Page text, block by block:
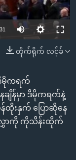
တိုက်ရိုက် လင့်ခ်
ဒီမိုကရက်
န်မှာ ဒီမိုကရက်နဲ့
းနှက် ပြောဆိုနေ
းလွှာကို ကိုသိန်းထိုက်